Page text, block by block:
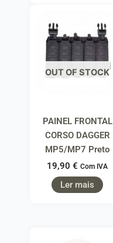
OUT OF STOCK
PAINEL FRONTAL
CORSO DAGGER
MP5/MP7 Preto
19,90 € Com IVA
Ler mais